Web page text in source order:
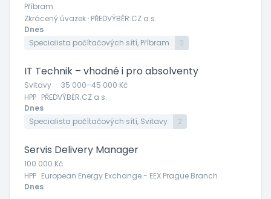
Příbram
Zkrácený úvazek · PŘEDVÝBĚR.CZ a.s.
Dnes
Specialista počítačových sítí, Příbram
2
IT Technik – vhodné i pro absolventy
Svitavy · 35 000–45 000 Kč
HPP · PŘEDVÝBĚR.CZ a.s.
Dnes
Specialista počítačových sítí, Svitavy
2
Servis Delivery Manager
100 000 Kč
HPP · European Energy Exchange - EEX Prague Branch
Dnes